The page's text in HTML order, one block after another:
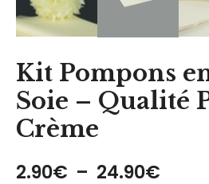
Kit Pompons
Soie – Qualité
Crème
2.90€ – 24.90€